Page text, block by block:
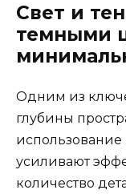
Свет и
темными
Одним из
глубины
использование
усиливают
количество